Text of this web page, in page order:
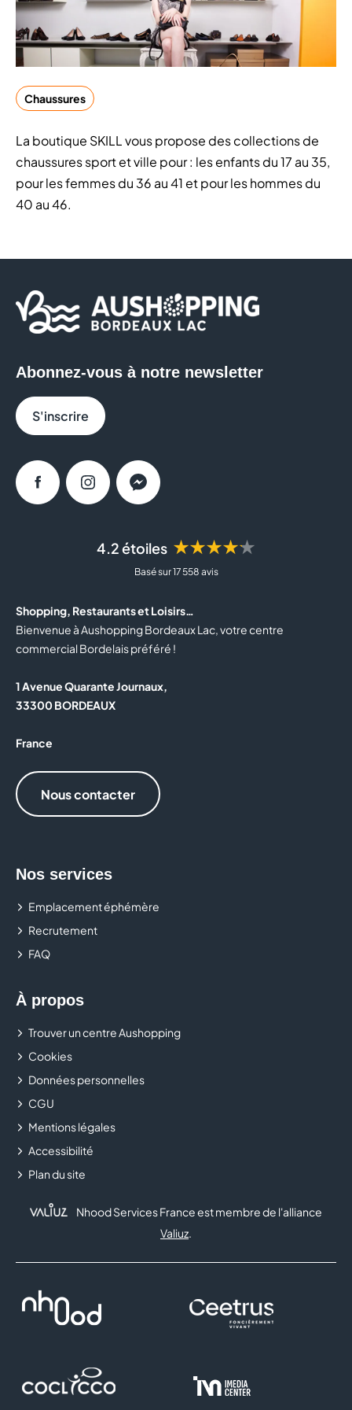
Chaussures
La boutique SKILL vous propose des collections de
chaussures sport et ville pour : les enfants du 17 au 35,
pour les femmes du 36 au 41 et pour les hommes du
40 au 46.
4.2 étoiles ★★★★★
Basé sur 17 558 avis
Shopping, Restaurants et Loisirs…
Bienvenue à Aushopping Bordeaux Lac, votre centre
commercial Bordelais préféré !
1 Avenue Quarante Journaux,
33300 BORDEAUX
France
Nous contacter
Nos services
Emplacement éphémère
Recrutement
FAQ
À propos
Trouver un centre Aushopping
Cookies
Données personnelles
CGU
Mentions légales
Accessibilité
Plan du site
Abonnez-vous à notre newsletter
S'inscrire
FacebookInstagramMessenger
Nhood Services France est membre de l'alliance
Valiuz.